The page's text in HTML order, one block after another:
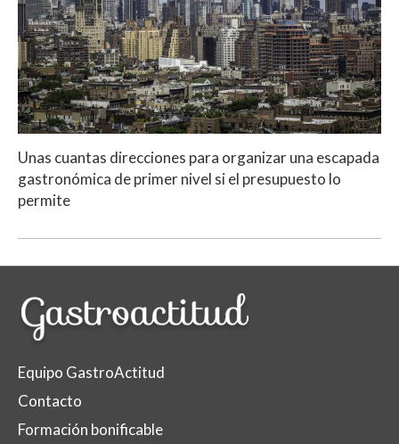
Unas cuantas direcciones para organizar una escapada
gastronómica de primer nivel si el presupuesto lo
permite
Equipo GastroActitud
Contacto
Formación bonificable